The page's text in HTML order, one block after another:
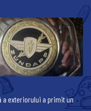
a exteriorului a primit un